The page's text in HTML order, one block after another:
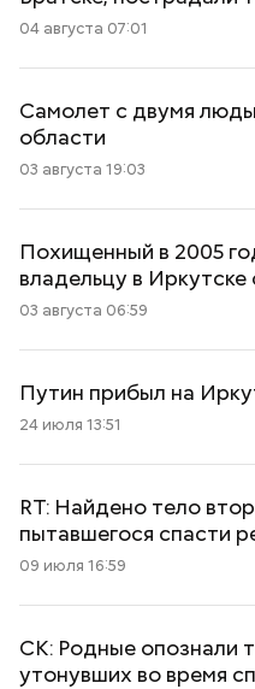
04 августа 07:01
Самолет с двумя
области
03 августа 19:03
Похищенный в 2005
владельцу в
03 августа 06:59
Путин прибыл на
24 июля 13:51
RT: Найдено тело
пытавшегося спасти
09 июля 16:59
СК: Родные опознали
утонувших во время